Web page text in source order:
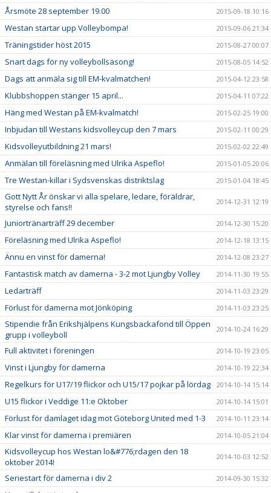
Årsmöte 28 september 19.00 2015-09-18 10:16
Westan startar upp Volleybompa! 2015-09-06 21:34
Träningstider höst 2015 2015-08-27 00:07
Snart dags för ny volleybollsäsong! 2015-08-05 14:52
Dags att anmäla sig till EM-kvalmatchen! 2015-04-12 23:58
Klubbshoppen stänger 15 april... 2015-04-11 07:22
Häng med Westan på EM-kvalmatch! 2015-02-25 19:00
Inbjudan till Westans kidsvolleycup den 7 mars 2015-02-11 00:29
Kidsvolleyutbildning 21 mars! 2015-02-02 22:49
Anmälan till föreläsning med Ulrika Aspeflo! 2015-01-05 20:06
Tre Westan-killar i Sydsvenskas distriktslag 2015-01-04 18:45
Gott Nytt År önskar vi alla spelare, ledare, föräldrar,
styrelse och fans!!
2014-12-31 12:19
Juniortränarträff 29 december 2014-12-30 15:20
Föreläsning med Ulrika Aspeflo! 2014-12-18 13:15
Ännu en vinst för damerna! 2014-12-08 23:27
Fantastisk match av damerna - 3-2 mot Ljungby Volley 2014-11-30 19:55
Ledarträff 2014-11-03 23:29
Förlust för damerna mot Jönköping 2014-11-03 23:25
Stipendie från Erikshjälpens Kungsbackafond till Öppen
grupp i volleyboll
2014-10-24 16:29
Full aktivitet i föreningen 2014-10-19 23:05
Vinst i Ljungby för damerna 2014-10-19 22:34
Regelkurs för U17/19 flickor och U15/17 pojkar på lördag 2014-10-14 15:14
U15 flickor i Veddige 11:e Oktober 2014-10-14 15:01
Förlust för damlaget idag mot Göteborg United med 1-3 2014-10-11 23:14
Klar vinst för damerna i premiären 2014-10-05 21:04
Kidsvolleycup hos Westan lo&#776;rdagen den 18
oktober 2014!
2014-10-03 12:52
Seriestart för damerna i div 2 2014-09-30 15:32